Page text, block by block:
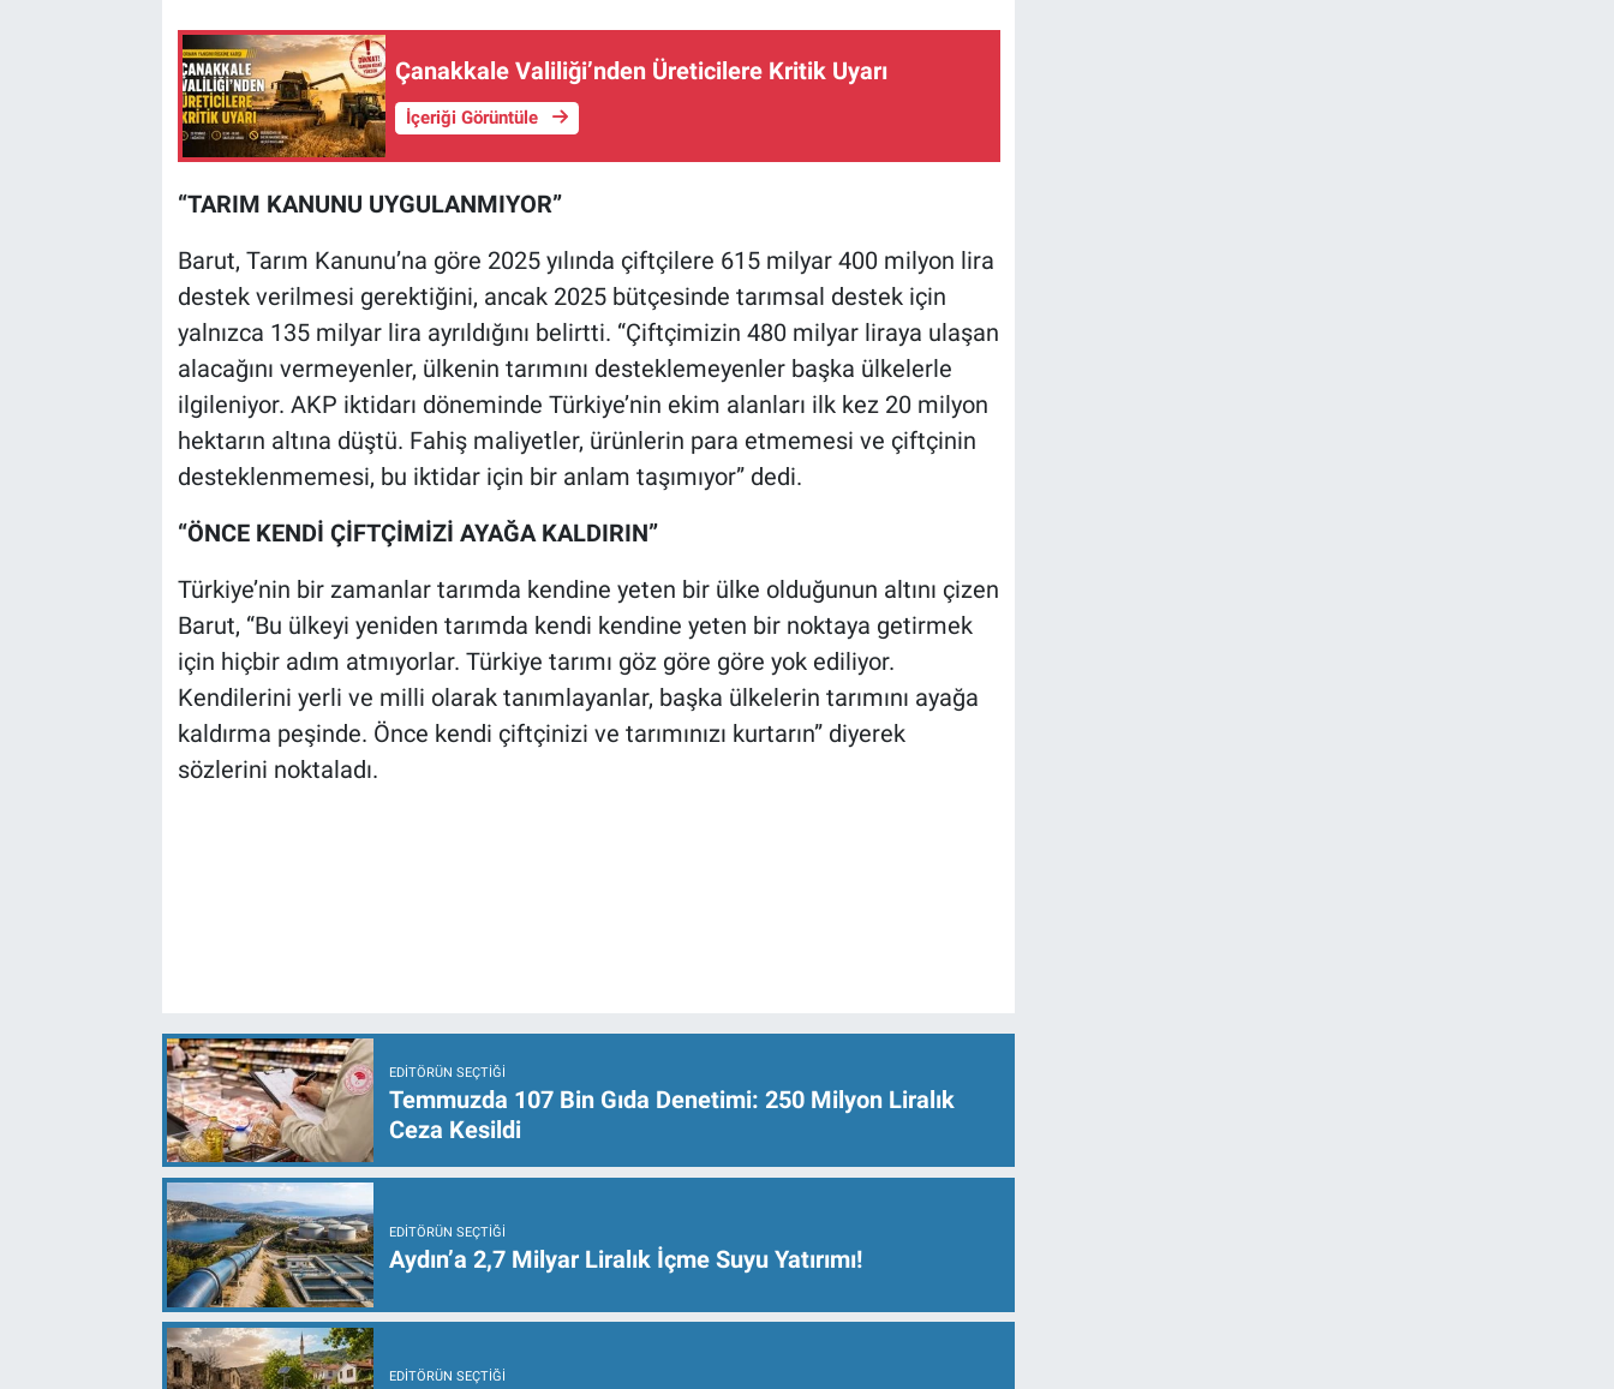
Çanakkale Valiliği’nden Üreticilere Kritik Uyarı
İçeriği Görüntüle
“TARIM KANUNU UYGULANMIYOR”
Barut, Tarım Kanunu’na göre 2025 yılında çiftçilere 615 milyar 400 milyon lira
destek verilmesi gerektiğini, ancak 2025 bütçesinde tarımsal destek için
yalnızca 135 milyar lira ayrıldığını belirtti. “Çiftçimizin 480 milyar liraya ulaşan
alacağını vermeyenler, ülkenin tarımını desteklemeyenler başka ülkelerle
ilgileniyor. AKP iktidarı döneminde Türkiye’nin ekim alanları ilk kez 20 milyon
hektarın altına düştü. Fahiş maliyetler, ürünlerin para etmemesi ve çiftçinin
desteklenmemesi, bu iktidar için bir anlam taşımıyor” dedi.
“ÖNCE KENDİ ÇİFTÇİMİZİ AYAĞA KALDIRIN”
Türkiye’nin bir zamanlar tarımda kendine yeten bir ülke olduğunun altını çizen
Barut, “Bu ülkeyi yeniden tarımda kendi kendine yeten bir noktaya getirmek
için hiçbir adım atmıyorlar. Türkiye tarımı göz göre göre yok ediliyor.
Kendilerini yerli ve milli olarak tanımlayanlar, başka ülkelerin tarımını ayağa
kaldırma peşinde. Önce kendi çiftçinizi ve tarımınızı kurtarın” diyerek
sözlerini noktaladı.
EDITÖRÜN SEÇTIĞI
Temmuzda 107 Bin Gıda Denetimi: 250 Milyon Liralık
Ceza Kesildi
EDITÖRÜN SEÇTIĞI
Aydın’a 2,7 Milyar Liralık İçme Suyu Yatırımı!
EDITÖRÜN SEÇTIĞI